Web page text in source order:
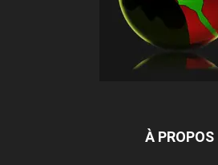
À PROPOS